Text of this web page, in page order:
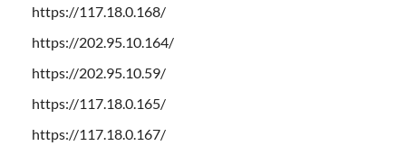
https://117.18.0.168/
https://202.95.10.164/
https://202.95.10.59/
https://117.18.0.165/
https://117.18.0.167/